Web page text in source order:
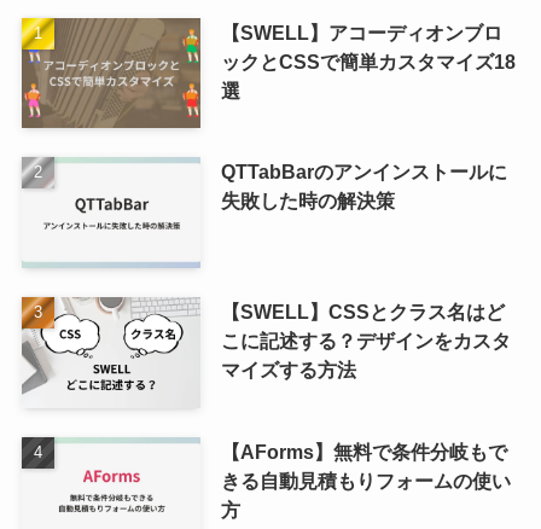
【SWELL】アコーディオンブロ
ックとCSSで簡単カスタマイズ18
選
QTTabBarのアンインストールに
失敗した時の解決策
【SWELL】CSSとクラス名はど
こに記述する？デザインをカスタ
マイズする方法
【AForms】無料で条件分岐もで
きる自動見積もりフォームの使い
方